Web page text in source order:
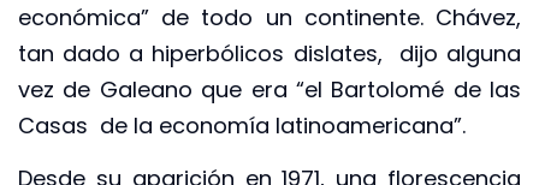
económica” de todo un continente. Chávez,
tan dado a hiperbólicos dislates, dijo alguna
vez de Galeano que era “el Bartolomé de las
Casas de la economía latinoamericana”.
Desde su aparición en 1971, una florescencia